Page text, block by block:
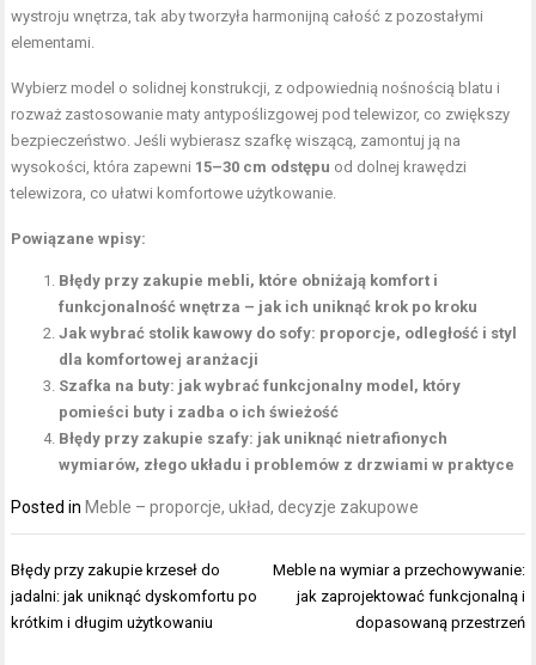
wystroju wnętrza, tak aby tworzyła harmonijną całość z pozostałymi
elementami.
Wybierz model o solidnej konstrukcji, z odpowiednią nośnością blatu i
rozważ zastosowanie maty antypoślizgowej pod telewizor, co zwiększy
bezpieczeństwo. Jeśli wybierasz szafkę wiszącą, zamontuj ją na
wysokości, która zapewni 15–30 cm odstępu od dolnej krawędzi
telewizora, co ułatwi komfortowe użytkowanie.
Powiązane wpisy:
Błędy przy zakupie mebli, które obniżają komfort i
funkcjonalność wnętrza – jak ich uniknąć krok po kroku
Jak wybrać stolik kawowy do sofy: proporcje, odległość i styl
dla komfortowej aranżacji
Szafka na buty: jak wybrać funkcjonalny model, który
pomieści buty i zadba o ich świeżość
Błędy przy zakupie szafy: jak uniknąć nietrafionych
wymiarów, złego układu i problemów z drzwiami w praktyce
Posted in Meble – proporcje, układ, decyzje zakupowe
Nawigacja
wpisu
Błędy przy zakupie krzeseł do
jadalni: jak uniknąć dyskomfortu po
krótkim i długim użytkowaniu
Meble na wymiar a przechowywanie:
jak zaprojektować funkcjonalną i
dopasowaną przestrzeń